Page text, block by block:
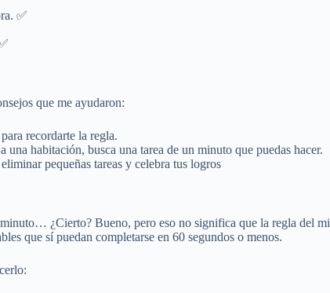
✅
que me ayudaron:
recordarte la regla.
una habitación, busca una tarea de un minuto que puedas hacer.
pequeñas tareas y celebra tus logros
¿Cierto? Bueno, pero eso no significa que la regla del
que sí puedan completarse en 60 segundos o menos.